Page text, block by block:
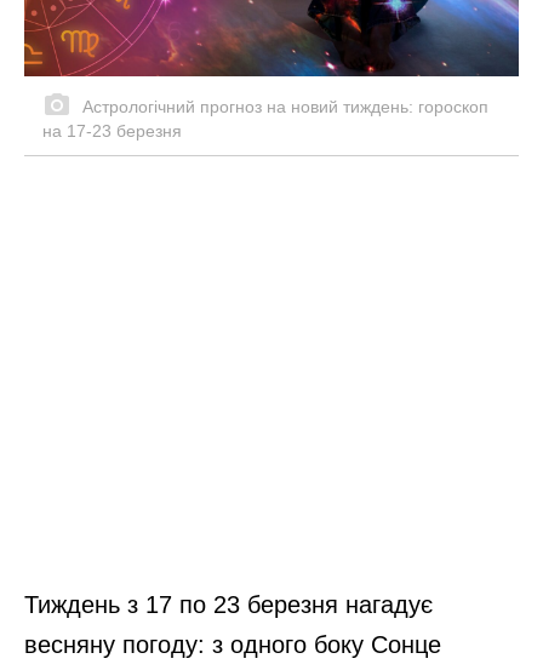
Астрологічний прогноз на новий тиждень: гороскоп
на 17-23 березня
Тиждень з 17 по 23 березня нагадує
весняну погоду: з одного боку Сонце